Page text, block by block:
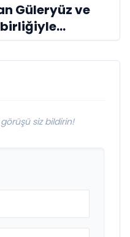
Güleryüz ve
“Deliler
siz bildirin!